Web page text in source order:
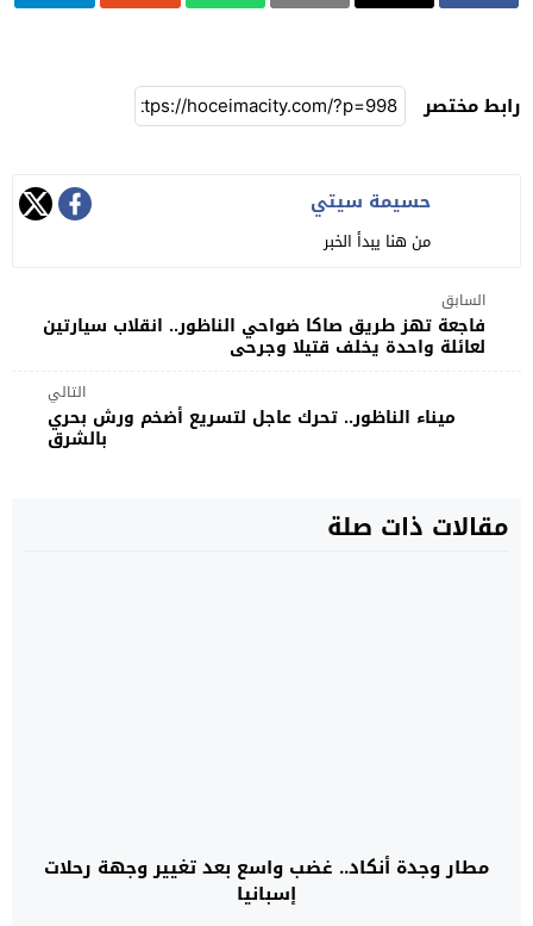
رابط مختصر
حسيمة سيتي
من هنا يبدأ الخبر
السابق
فاجعة تهز طريق صاكا ضواحي الناظور.. انقلاب سيارتين
لعائلة واحدة يخلف قتيلا وجرحى
التالي
ميناء الناظور.. تحرك عاجل لتسريع أضخم ورش بحري
بالشرق
مقالات ذات صلة
مطار وجدة أنكاد.. غضب واسع بعد تغيير وجهة رحلات
إسبانيا